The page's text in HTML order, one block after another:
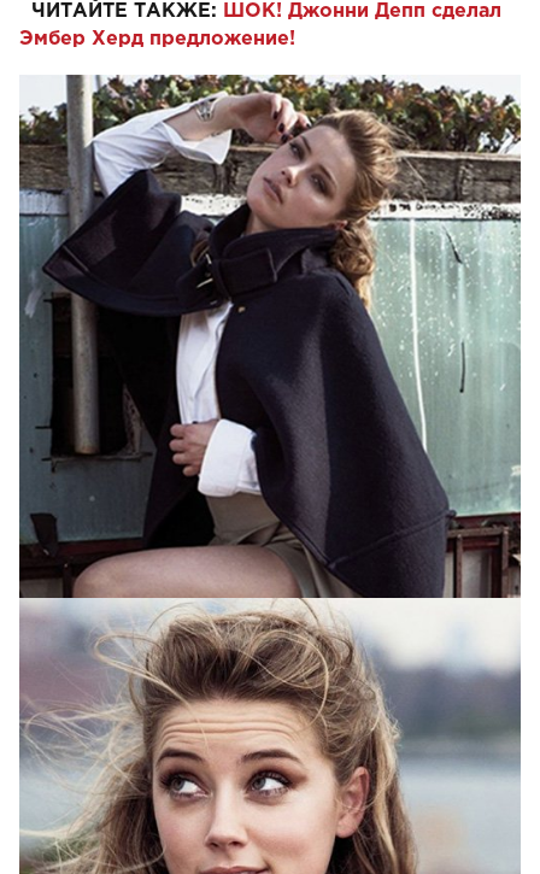
ЧИТАЙТЕ ТАКЖЕ: ШОК! Джонни Депп сделал
Эмбер Херд предложение!